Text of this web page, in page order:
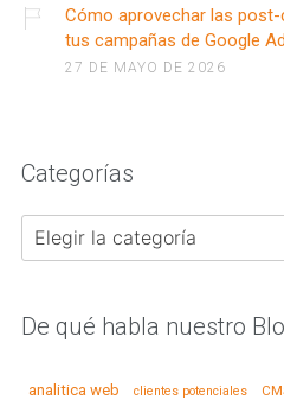
Cómo aprovechar las
tus campañas de Google
27 DE MAYO DE 2026
Categorías
Categorías
De qué habla nuestro
analitica web clientes potenciales